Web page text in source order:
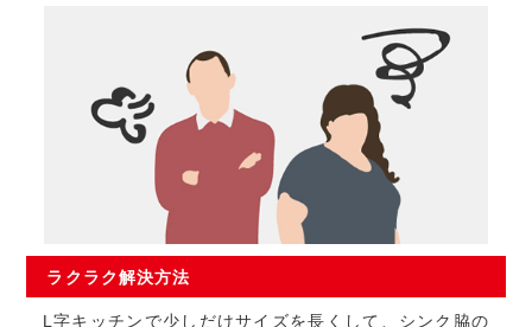
ラクラク解決方法
L字キッチンで少しだけサイズを長くして、シンク脇の